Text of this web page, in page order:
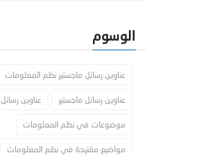
الوسوم
عناوين رسائل ماجستير نظم المعلومات
عناوين رسائل ماجستير عناوين رسائل
موضوعات في نظم المعلومات
مواضيع مقترحة في نظم المعلومات